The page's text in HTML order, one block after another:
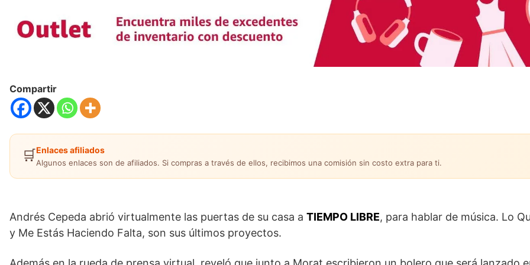
Compartir
🛒Enlaces afiliados
Algunos enlaces son de afiliados. Si compras a través de ellos, recibimos una comisión sin costo extra para ti.
Andrés Cepeda abrió virtualmente las puertas de su casa a TIEMPO LIBRE, para hablar de música. Lo
y Me Estás Haciendo Falta, son sus últimos proyectos.